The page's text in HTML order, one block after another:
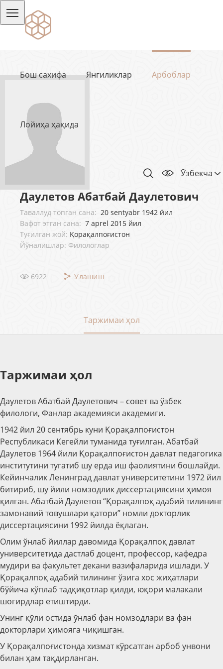
Бош сахифа Янгиликлар Арбоблар
Лойиҳа ҳақида
Ўзбекча
Даулетов Абатбай Даулетович
Таваллуд топган сана: 20 sentyabr 1942 йил
Вафот этган сана: 7 aprel 2015 йил
Туғилган жой: Қорақалпоғистон
Йўналишлар: Филологлар
6922 Улашиш
Таржимаи ҳол
Таржимаи ҳол
Даулетов Абатбай Даулетович – совет ва ўзбек
филологи, Фанлар академияси академиги.
1942 йил 20 сентябрь куни Қорақалпоғистон
Республикаси Кегейли туманида туғилган. Абатбай
Даулетов 1964 йили Қорақалпоғистон давлат педагогика
институтини тугатиб шу ерда иш фаолиятини бошлайди.
Кейинчалик Ленинград давлат университетини 1972 йил
битириб, шу йили номзодлик диссертациясини ҳимоя
қилган. Абатбай Даулетов “Қорақалпоқ адабий тилининг
замонавий товушлари қатори” номли докторлик
диссертациясини 1992 йилда ёқлаган.
Олим ўнлаб йиллар давомида Қорақалпоқ давлат
университетида дастлаб доцент, профессор, кафедра
мудири ва факультет декани вазифаларида ишлади. У
Қорақалпоқ адабий тилининг ўзига хос жиҳатлари
бўйича кўплаб тадқиқотлар қилди, юқори малакали
шогирдлар етиштирди.
Унинг қўли остида ўнлаб фан номзодлари ва фан
докторлари ҳимояга чиқишган.
У Қорақалпоғистонда хизмат кўрсатган арбоб унвони
билан ҳам тақдирланган.